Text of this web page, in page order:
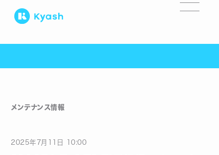
メンテナンス情報
2025年 7月 日 10:00